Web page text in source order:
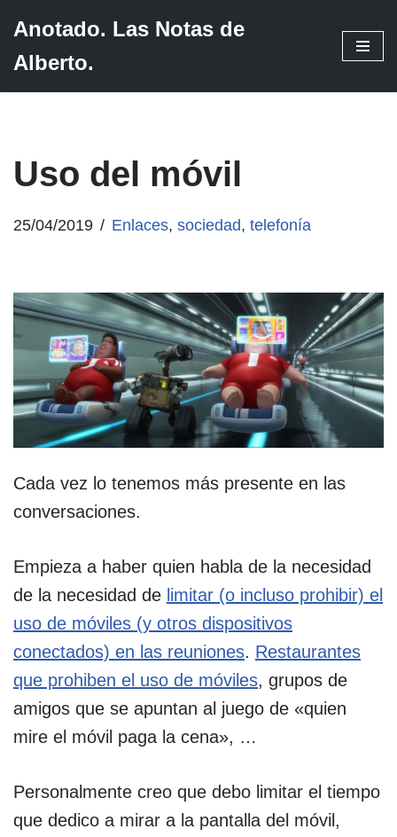
Saltar
Anotado. Las Notas de
Alberto.
Uso del móvil
25/04/2019 Enlaces, sociedad, telefonía
Cada vez lo tenemos más presente en las
conversaciones.
Empieza a haber quien habla de la necesidad
de la necesidad de limitar (o incluso prohibir) el
uso de móviles (y otros dispositivos
conectados) en las reuniones. Restaurantes
que prohiben el uso de móviles, grupos de
amigos que se apuntan al juego de «quien
mire el móvil paga la cena», …
Personalmente creo que debo limitar el tiempo
que dedico a mirar a la pantalla del móvil,